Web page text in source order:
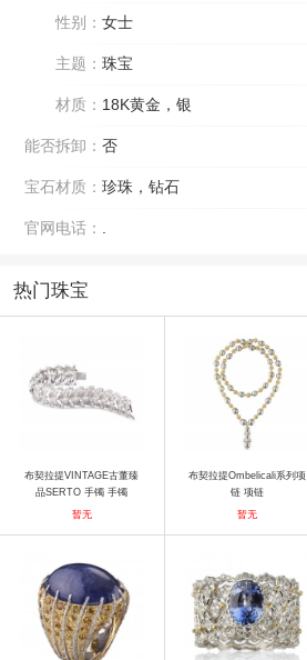
性别： 女士
主题： 珠宝
材质： 18K黄金，银
能否拆卸： 否
宝石材质： 珍珠，钻石
官网电话：
热门珠宝
布契拉提VINTAGE古董臻
品SERTO 手镯 手镯
暂无
布契拉提Ombelicali系列项
链 项链
暂无